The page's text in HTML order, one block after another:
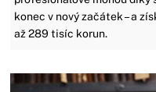
konec v nový začátek – a
až 289 tisíc korun.